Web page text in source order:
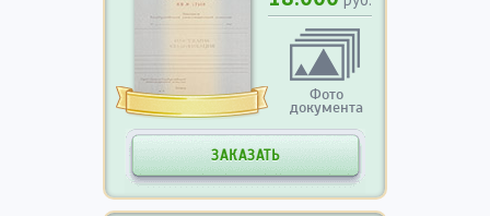
Фото
документа
ЗАКАЗАТЬ